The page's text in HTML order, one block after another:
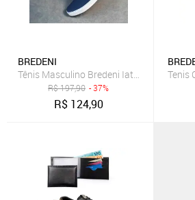
BREDENI
Tênis Masculino Bredeni Iate Slip On
R$197,90 - 37%
R$ 124,90
Tenis